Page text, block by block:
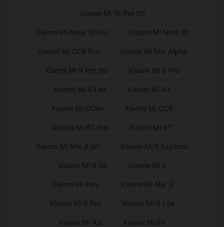
Xiaomi Mi 10 Pro 5G
Xiaomi Mi Note 10 Pro Xiaomi Mi Note 10
Xiaomi Mi CC9 Pro Xiaomi Mi Mix Alpha
Xiaomi Mi 9 Pro 5G Xiaomi Mi 9 Pro
Xiaomi Mi 9 Lite Xiaomi Mi A3
Xiaomi Mi CC9e Xiaomi Mi CC9
Xiaomi Mi 9T Pro Xiaomi Mi 9T
Xiaomi Mi Mix 3 5G Xiaomi Mi 9 Explorer
Xiaomi Mi 9 SE Xiaomi Mi 9
Xiaomi Mi Play Xiaomi Mi Mix 3
Xiaomi Mi 8 Pro Xiaomi Mi 8 Lite
Xiaomi Mi A2 Xiaomi Mi 6X